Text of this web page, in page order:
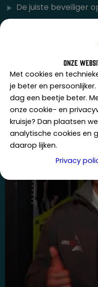
De juiste beveiliger
Onze
Met cookies en
je beter en
dag een beetje beter.
onze cookie- en
kruisje? Dan plaatsen
analytische cookies en
daarop lijken.
Privacy